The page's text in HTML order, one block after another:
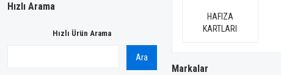
Hızlı Arama
Hızlı Ürün Arama
Ara
HAFIZA
KARTLARI
Markalar